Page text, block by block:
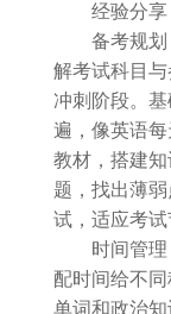
经验分享
备考规划：
解考试科目与
冲刺阶段。
遍，像英语
教材，搭建
题，找出薄
试，适应考试
时间管理：
配时间给不
单词和政治